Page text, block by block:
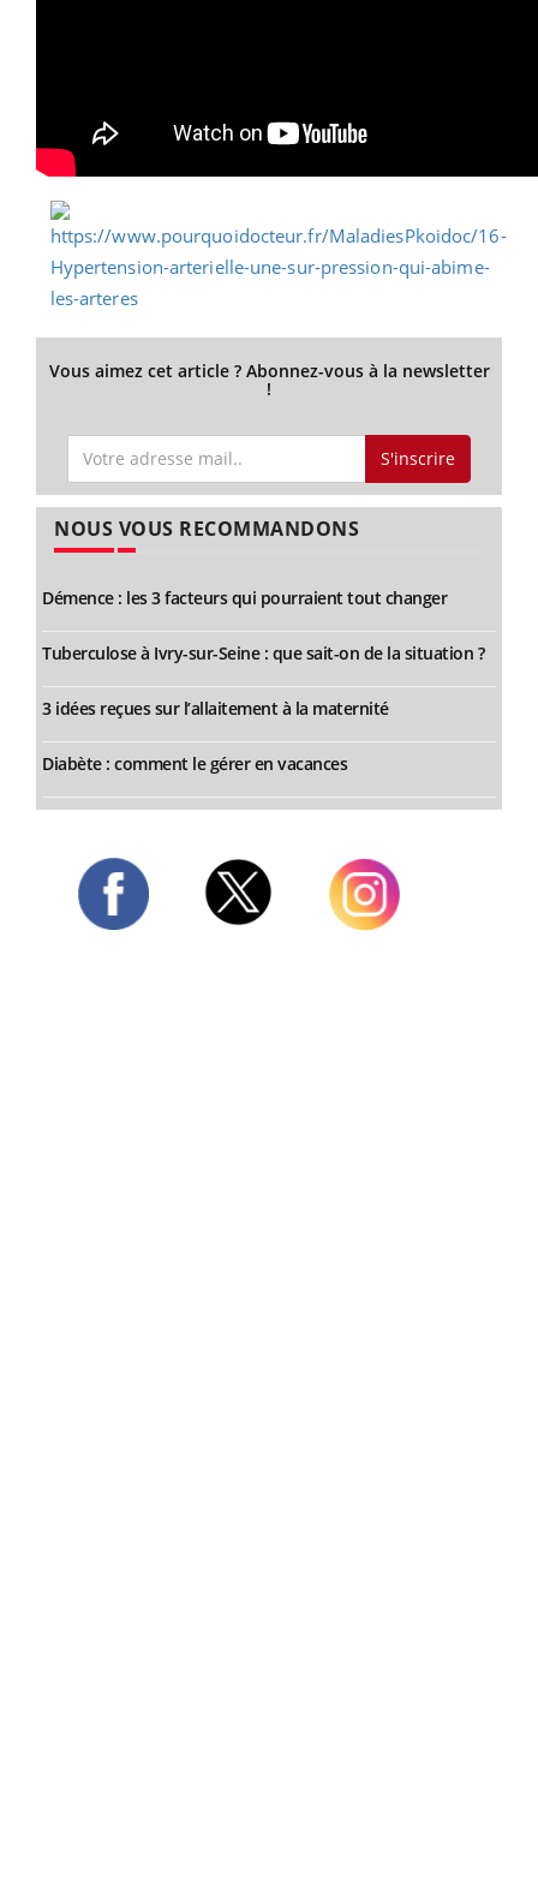
Vous aimez cet article ? Abonnez-vous à la newsletter
!
S'inscrire
NOUS VOUS RECOMMANDONS
Démence : les 3 facteurs qui pourraient tout changer
Tuberculose à Ivry-sur-Seine : que sait-on de la situation ?
3 idées reçues sur l’allaitement à la maternité
Diabète : comment le gérer en vacances